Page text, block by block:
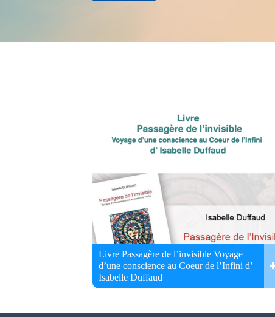
Livre Passagère de l’invisible Voyage
d’une conscience au Coeur de l’Infini d’
Isabelle Duffaud